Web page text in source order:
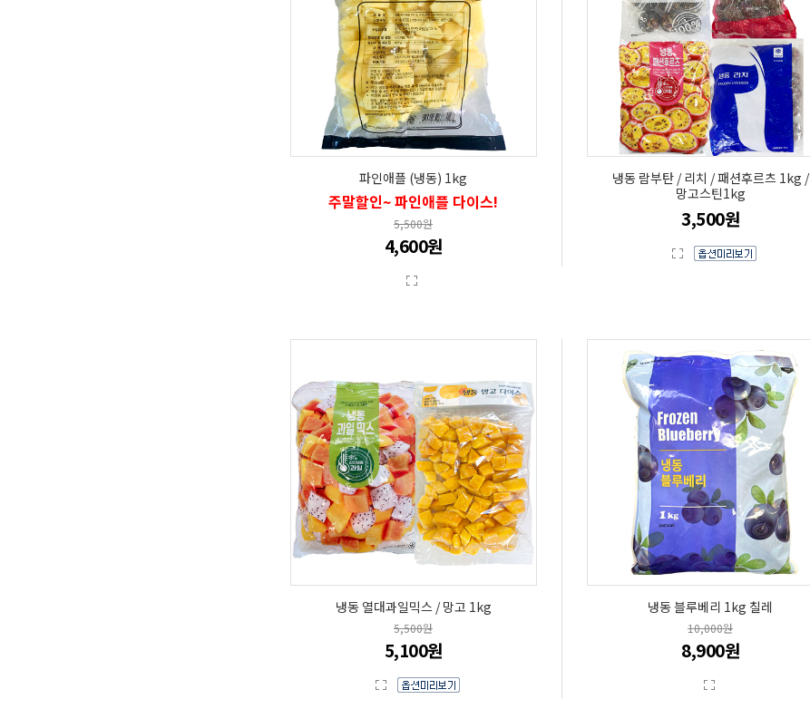
파인애플 (냉동) 1kg
주말할인~ 파인애플 다이스!
5,500원
4,600원
냉동 람부탄 / 리치 / 패션후르츠 1kg /
망고스틴1kg
3,500원
냉동 열대과일믹스 / 망고 1kg
5,500원
5,100원
냉동 블루베리 1kg 칠레
10,000원
8,900원